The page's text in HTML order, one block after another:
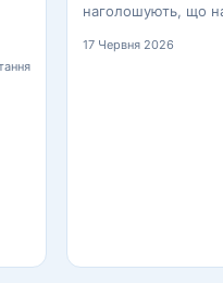
наголошують, що
17 Червня 2026